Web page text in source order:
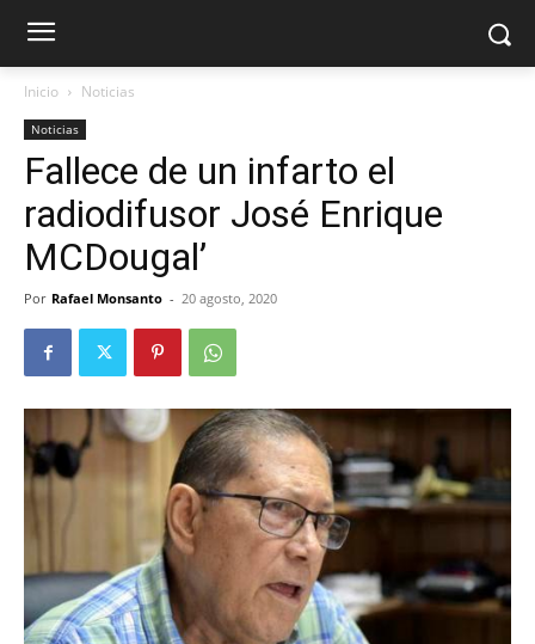
Inicio Noticias
Noticias
Fallece de un infarto el
radiodifusor José Enrique
MCDougal’
Por Rafael Monsanto - 20 agosto, 2020